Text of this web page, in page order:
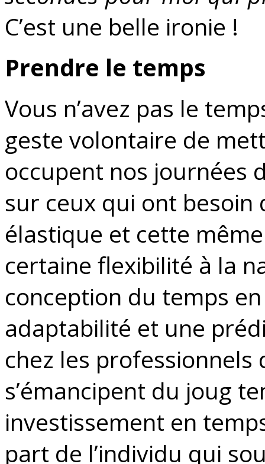
C’est une belle ironie !
Prendre le temps
Vous n’avez pas le
geste volontaire de
occupent nos journées
sur ceux qui ont besoin
élastique et cette
certaine flexibilité à la
conception du temps
adaptabilité et une
chez les professionnels
s’émancipent du joug
investissement en
part de l’individu qui